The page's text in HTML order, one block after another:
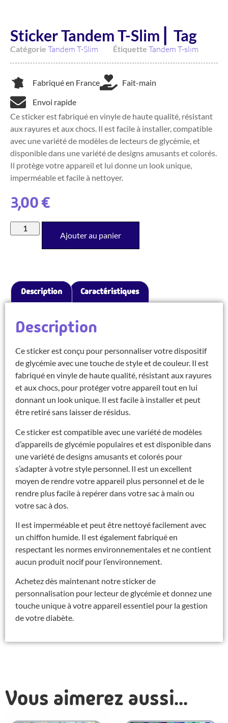
Sticker Tandem T-Slim ⎜ Tag
Catégorie Tandem T-Slim Étiquette Tandem T-slim
Fabriqué en France Fait-main
Envoi rapide
Ce sticker est fabriqué en vinyle de haute qualité, résistant
aux rayures et aux chocs. Il est facile à installer, compatible
avec une variété de modèles de lecteurs de glycémie, et
disponible dans une variété de designs amusants et colorés.
Il protège votre appareil et lui donne un look unique,
imperméable et facile à nettoyer.
3,00€
Ajouter au panier
Description Caractéristiques
Description
Ce sticker est conçu pour personnaliser votre dispositif
de glycémie avec une touche de style et de couleur. Il est
fabriqué en vinyle de haute qualité, résistant aux rayures
et aux chocs, pour protéger votre appareil tout en lui
donnant un look unique. Il est facile à installer et peut
être retiré sans laisser de résidus.
Ce sticker est compatible avec une variété de modèles
d’appareils de glycémie populaires et est disponible dans
une variété de designs amusants et colorés pour
s’adapter à votre style personnel. Il est un excellent
moyen de rendre votre appareil plus personnel et de le
rendre plus facile à repérer dans votre sac à main ou
votre sac à dos.
Il est imperméable et peut être nettoyé facilement avec
un chiffon humide. Il est également fabriqué en
respectant les normes environnementales et ne contient
aucun produit nocif pour l’environnement.
Achetez dès maintenant notre sticker de
personnalisation pour lecteur de glycémie et donnez une
touche unique à votre appareil essentiel pour la gestion
de votre diabète.
Vous aimerez aussi...